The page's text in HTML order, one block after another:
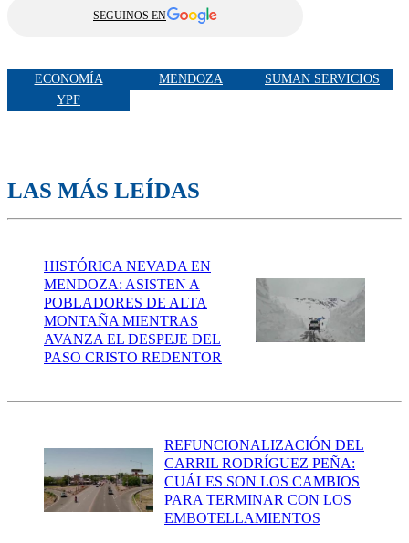
SEGUINOS EN
ECONOMÍA MENDOZA
SUMAN SERVICIOS
YPF
LAS MÁS LEÍDAS
HISTÓRICA NEVADA EN
MENDOZA: ASISTEN A
POBLADORES DE ALTA
MONTAÑA MIENTRAS
AVANZA EL DESPEJE DEL
PASO CRISTO REDENTOR
REFUNCIONALIZACIÓN DEL
CARRIL RODRÍGUEZ PEÑA:
CUÁLES SON LOS CAMBIOS
PARA TERMINAR CON LOS
EMBOTELLAMIENTOS